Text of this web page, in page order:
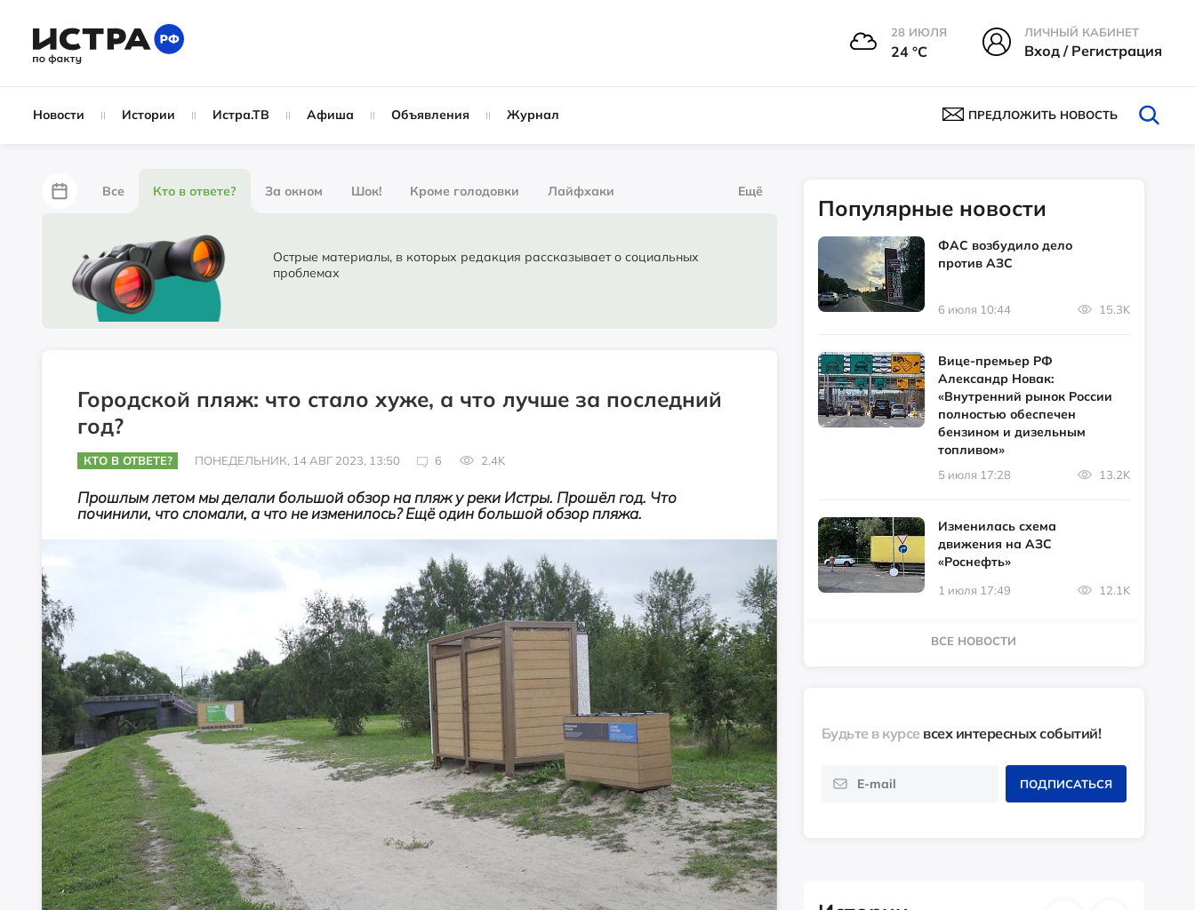
28 ИЮЛЯ
24 °С
ЛИЧНЫЙ КАБИНЕТ
Вход / Регистрация
Новости Истории Истра.ТВ Афиша Объявления Журнал ПРЕДЛОЖИТЬ НОВОСТЬ
Все Кто в ответе? За окном Шок! Кроме голодовки Лайфхаки
Не по лжи!
Партнёрский материал Народные новости
Ещё
Острые материалы, в которых редакция рассказывает о социальных
проблемах
Городской пляж: что стало хуже, а что лучше за последний
год?
КТО В ОТВЕТЕ? ПОНЕДЕЛЬНИК, 14 АВГ 2023, 13:50 6 2.4K
Прошлым летом мы делали большой обзор на пляж у реки Истры. Прошёл год. Что
починили, что сломали, а что не изменилось? Ещё один большой обзор пляжа.
Популярные новости
ФАС возбудило дело
против АЗС
6 июля 10:44 15.3K
Вице-премьер РФ
Александр Новак:
«Внутренний рынок России
полностью обеспечен
бензином и дизельным
топливом»
5 июля 17:28 13.2K
Изменилась схема
движения на АЗС
«Роснефть»
1 июля 17:49 12.1K
ВСЕ НОВОСТИ
Будьте в курсе всех интересных событий!
ПОДПИСАТЬСЯ